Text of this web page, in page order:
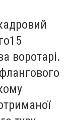
воротарі.